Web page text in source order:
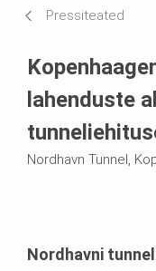
Pressiteated
lahenduste
Nordhavn Tunnel,
Nordhavni